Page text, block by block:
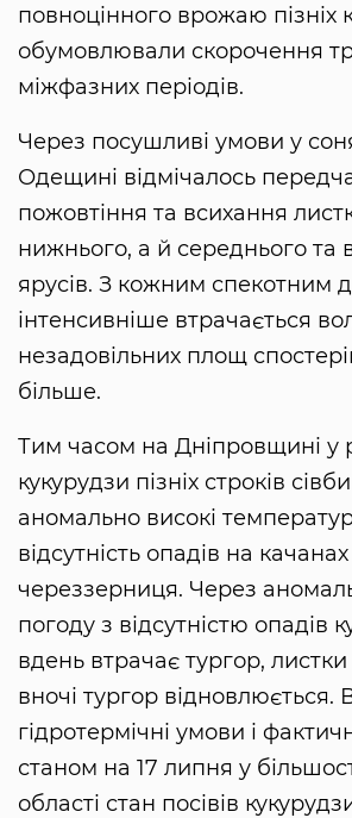
повноцінного врожаю пізніх
обумовлювали скорочення
міжфазних періодів.
Через посушливі умови у
Одещині відмічалось
пожовтіння та всихання
нижнього, а й середнього та
ярусів. З кожним спекотним
інтенсивніше втрачається
незадовільних площ
більше.
Тим часом на Дніпровщині у
кукурудзи пізніх строків
аномально високі
відсутність опадів на
череззерниця. Через
погоду з відсутністю опадів
вдень втрачає тургор,
вночі тургор відновлюється.
гідротермічні умови і
станом на 17 липня у
області стан посівів